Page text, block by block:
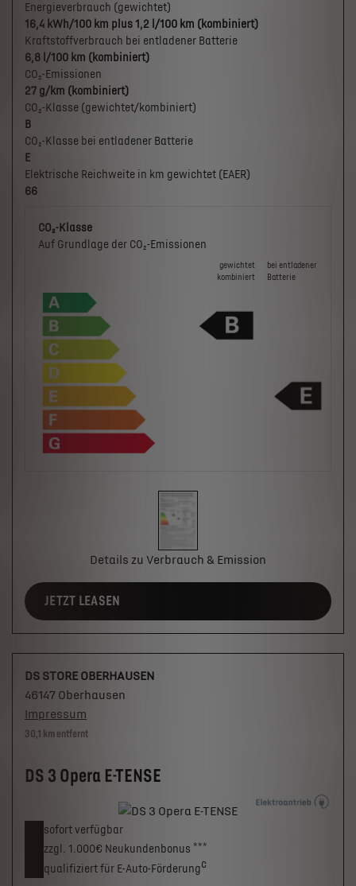
Energieverbrauch (gewichtet)
16,4 kWh/100 km plus 1,2 l/100 km (kombiniert)
Kraftstoffverbrauch bei entladener Batterie
6,8 l/100 km (kombiniert)
CO₂-Emissionen
27 g/km (kombiniert)
CO₂-Klasse (gewichtet/kombiniert)
B
CO₂-Klasse bei entladener Batterie
E
Elektrische Reichweite in km gewichtet (EAER)
66
CO₂-Klasse
Auf Grundlage der CO₂-Emissionen
gewichtet
kombiniert
bei ent­la­de­ner
Batterie
Details zu Verbrauch & Emission
JETZT LEASEN
30,1 km entfernt
DS 3 Opera E-TENSE
sofort verfügbar
zzgl. 1.000€ Neukunden­bonus ***
qualifiziert für E-Auto-Förderungc
DS STORE OBERHAUSEN
46147 Oberhausen
Impressum